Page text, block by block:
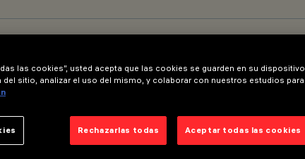
las cookies”, usted acepta que las cookies se guarden en su dispositivo
del sitio, analizar el uso del mismo, y colaborar con nuestros estudios para
Rechazarlas todas Aceptar todas las cookies